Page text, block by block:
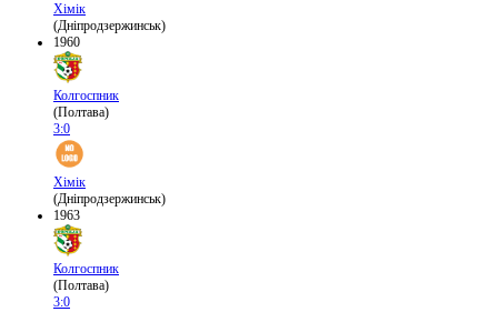
Хімік
(Дніпродзержинськ)
1960
Колгоспник
(Полтава)
3:0
Хімік
(Дніпродзержинськ)
1963
Колгоспник
(Полтава)
3:0